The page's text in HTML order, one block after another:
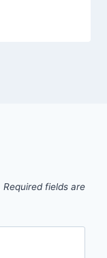
Required fields are